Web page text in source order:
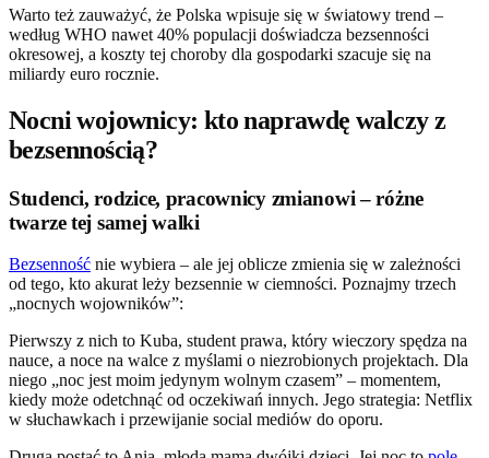
Warto też zauważyć, że Polska wpisuje się w światowy trend –
według WHO nawet 40% populacji doświadcza bezsenności
okresowej, a koszty tej choroby dla gospodarki szacuje się na
miliardy euro rocznie.
Nocni wojownicy: kto naprawdę walczy z
bezsennością?
Studenci, rodzice, pracownicy zmianowi – różne
twarze tej samej walki
Bezsenność nie wybiera – ale jej oblicze zmienia się w zależności
od tego, kto akurat leży bezsennie w ciemności. Poznajmy trzech
„nocnych wojowników”:
Pierwszy z nich to Kuba, student prawa, który wieczory spędza na
nauce, a noce na walce z myślami o niezrobionych projektach. Dla
niego „noc jest moim jedynym wolnym czasem” – momentem,
kiedy może odetchnąć od oczekiwań innych. Jego strategia: Netflix
w słuchawkach i przewijanie social mediów do oporu.